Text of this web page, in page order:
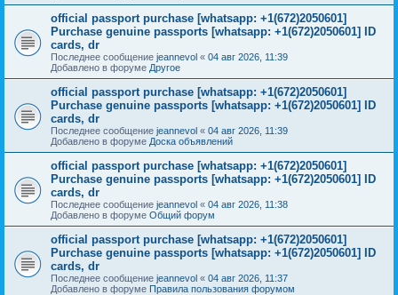
official passport purchase [whatsapp: +1(672)2050601]
Purchase genuine passports [whatsapp: +1(672)2050601] ID
cards, dr
Последнее сообщение jeannevol « 04 авг 2026, 11:39
Добавлено в форуме Другое
official passport purchase [whatsapp: +1(672)2050601]
Purchase genuine passports [whatsapp: +1(672)2050601] ID
cards, dr
Последнее сообщение jeannevol « 04 авг 2026, 11:39
Добавлено в форуме Доска объявлений
official passport purchase [whatsapp: +1(672)2050601]
Purchase genuine passports [whatsapp: +1(672)2050601] ID
cards, dr
Последнее сообщение jeannevol « 04 авг 2026, 11:38
Добавлено в форуме Общий форум
official passport purchase [whatsapp: +1(672)2050601]
Purchase genuine passports [whatsapp: +1(672)2050601] ID
cards, dr
Последнее сообщение jeannevol « 04 авг 2026, 11:37
Добавлено в форуме Правила пользования форумом